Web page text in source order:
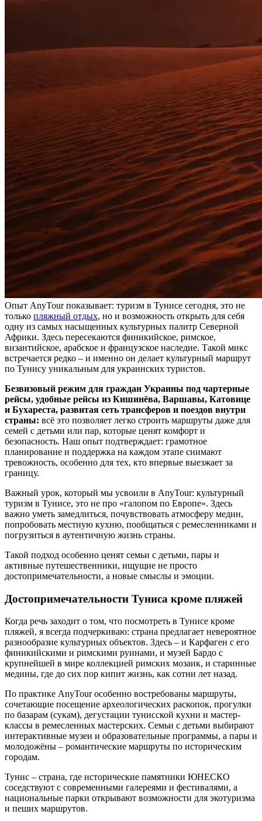
Опыт AnyTour показывает: туризм в Тунисе сегодня, это не
только пляжный отдых, но и возможность открыть для себя
одну из самых насыщенных культурных палитр Северной
Африки. Здесь пересекаются финикийское, римское,
византийское, арабское и французское наследие. Такой микс
встречается редко – и именно он делает культурный маршрут
по Тунису уникальным для украинских туристов.
Безвизовый режим для граждан Украины под чартерные
рейсы, удобные рейсы из Кишинёва, Варшавы, Катовице
и Бухареста, развитая сеть трансферов и поездов внутри
страны: всё это позволяет легко строить маршруты даже для
семей с детьми или пар, которые ценят комфорт и
безопасность. Наш опыт подтверждает: грамотное
планирование и поддержка на каждом этапе снимают
тревожность, особенно для тех, кто впервые выезжает за
границу.
Важный урок, который мы усвоили в AnyTour: культурный
туризм в Тунисе, это не про «галопом по Европе». Здесь
важно уметь замедлиться, почувствовать атмосферу медин,
попробовать местную кухню, пообщаться с ремесленниками и
погрузиться в аутентичную жизнь страны.
Такой подход особенно ценят семьи с детьми, пары и
активные путешественники, ищущие не просто
достопримечательности, а новые смыслы и эмоции.
Достопримечательности Туниса кроме пляжей
Когда речь заходит о том, что посмотреть в Тунисе кроме
пляжей, я всегда подчеркиваю: страна предлагает невероятное
разнообразие культурных объектов. Здесь – и Карфаген с его
финикийскими и римскими руинами, и музей Бардо с
крупнейшей в мире коллекцией римских мозаик, и старинные
медины, где до сих пор кипит жизнь, как сотни лет назад.
По практике AnyTour особенно востребованы маршруты,
сочетающие посещение археологических раскопок, прогулки
по базарам (сукам), дегустации тунисской кухни и мастер-
классы в ремесленных мастерских. Семьи с детьми выбирают
интерактивные музеи и образовательные программы, а пары и
молодожёны – романтические маршруты по историческим
городам.
Тунис – страна, где исторические памятники ЮНЕСКО
соседствуют с современными галереями и фестивалями, а
национальные парки открывают возможности для экотуризма
и пеших маршрутов.